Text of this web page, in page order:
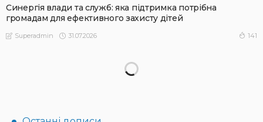
Синергія влади та служб: яка підтримка потрібна
громадам для ефективного захисту дітей
Superadmin 31.07.2026 141